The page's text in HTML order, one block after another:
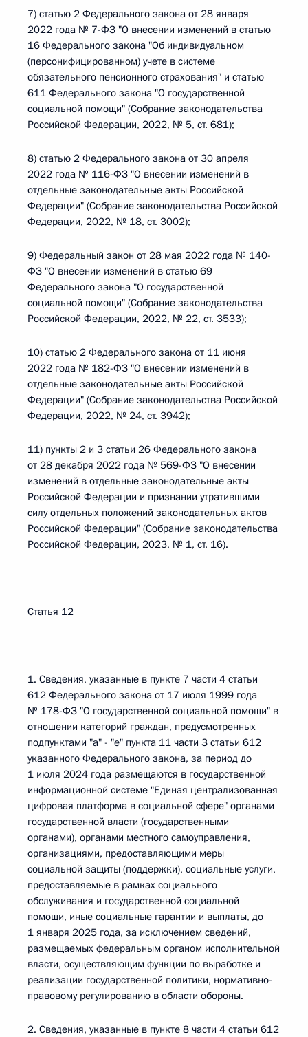
7) статью 2 Федерального закона от 28 января
2022 года № 7-ФЗ "О внесении изменений в статью
16 Федерального закона "Об индивидуальном
(персонифицированном) учете в системе
обязательного пенсионного страхования" и статью
611 Федерального закона "О государственной
социальной помощи" (Собрание законодательства
Российской Федерации, 2022, № 5, ст. 681);
8) статью 2 Федерального закона от 30 апреля
2022 года № 116-ФЗ "О внесении изменений в
отдельные законодательные акты Российской
Федерации" (Собрание законодательства Российской
Федерации, 2022, № 18, ст. 3002);
9) Федеральный закон от 28 мая 2022 года № 140-
ФЗ "О внесении изменений в статью 69
Федерального закона "О государственной
социальной помощи" (Собрание законодательства
Российской Федерации, 2022, № 22, ст. 3533);
10) статью 2 Федерального закона от 11 июня
2022 года № 182-ФЗ "О внесении изменений в
отдельные законодательные акты Российской
Федерации" (Собрание законодательства Российской
Федерации, 2022, № 24, ст. 3942);
11) пункты 2 и 3 статьи 26 Федерального закона
от 28 декабря 2022 года № 569-ФЗ "О внесении
изменений в отдельные законодательные акты
Российской Федерации и признании утратившими
силу отдельных положений законодательных актов
Российской Федерации" (Собрание законодательства
Российской Федерации, 2023, № 1, ст. 16).
Статья 12
1. Сведения, указанные в пункте 7 части 4 статьи
612 Федерального закона от 17 июля 1999 года
№ 178-ФЗ "О государственной социальной помощи" в
отношении категорий граждан, предусмотренных
подпунктами "а" - "е" пункта 11 части 3 статьи 612
указанного Федерального закона, за период до
1 июля 2024 года размещаются в государственной
информационной системе "Единая централизованная
цифровая платформа в социальной сфере" органами
государственной власти (государственными
органами), органами местного самоуправления,
организациями, предоставляющими меры
социальной защиты (поддержки), социальные услуги,
предоставляемые в рамках социального
обслуживания и государственной социальной
помощи, иные социальные гарантии и выплаты, до
1 января 2025 года, за исключением сведений,
размещаемых федеральным органом исполнительной
власти, осуществляющим функции по выработке и
реализации государственной политики, нормативно-
правовому регулированию в области обороны.
2. Сведения, указанные в пункте 8 части 4 статьи 612